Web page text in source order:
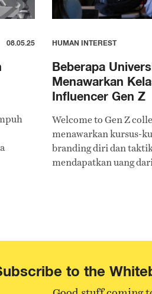
08.05.25 HUMAN INTEREST
Beberapa
Menawarkan
Influencer Gen Z
Welcome to Gen Z
menawarkan kursus-
branding diri dan
mendapatkan uang
to the